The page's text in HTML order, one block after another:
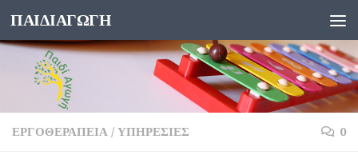
Skip to content
ΠΑΙΔΙΑΓΩΓΗ
ΕΡΓΟΘΕΡΑΠΕΊΑ / ΥΠΗΡΕΣΊΕΣ 0